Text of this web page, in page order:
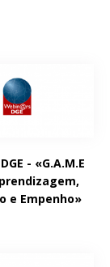
- «G.A.M.E
e Empenho»